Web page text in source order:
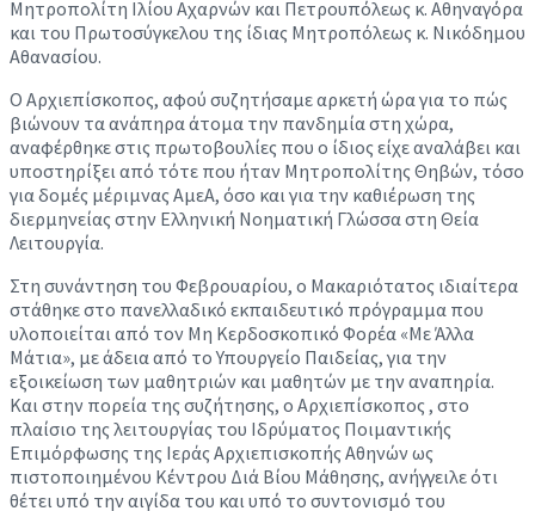
Μητροπολίτη Ιλίου Αχαρνών και Πετρουπόλεως κ. Αθηναγόρα
και του Πρωτοσύγκελου της ίδιας Μητροπόλεως κ. Νικόδημου
Αθανασίου.
Ο Αρχιεπίσκοπος, αφού συζητήσαμε αρκετή ώρα για το πώς
βιώνουν τα ανάπηρα άτομα την πανδημία στη χώρα,
αναφέρθηκε στις πρωτοβουλίες που ο ίδιος είχε αναλάβει και
υποστηρίξει από τότε που ήταν Μητροπολίτης Θηβών, τόσο
για δομές μέριμνας ΑμεΑ, όσο και για την καθιέρωση της
διερμηνείας στην Ελληνική Νοηματική Γλώσσα στη Θεία
Λειτουργία.
Στη συνάντηση του Φεβρουαρίου, ο Μακαριότατος ιδιαίτερα
στάθηκε στο πανελλαδικό εκπαιδευτικό πρόγραμμα που
υλοποιείται από τον Μη Κερδοσκοπικό Φορέα «Με Άλλα
Μάτια», με άδεια από το Υπουργείο Παιδείας, για την
εξοικείωση των μαθητριών και μαθητών με την αναπηρία.
Και στην πορεία της συζήτησης, ο Αρχιεπίσκοπος , στο
πλαίσιο της λειτουργίας του Ιδρύματος Ποιμαντικής
Επιμόρφωσης της Ιεράς Αρχιεπισκοπής Αθηνών ως
πιστοποιημένου Κέντρου Διά Βίου Μάθησης, ανήγγειλε ότι
θέτει υπό την αιγίδα του και υπό το συντονισμό του